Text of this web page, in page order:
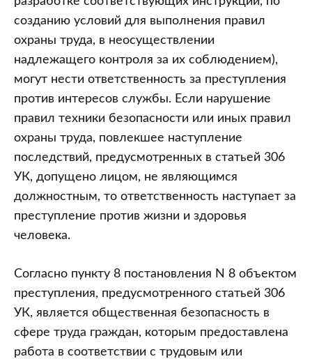
созданию условий для выполнения правил
охраны труда, в неосуществлении
надлежащего контроля за их соблюдением),
могут нести ответственность за преступления
против интересов службы. Если нарушение
правил техники безопасности или иных правил
охраны труда, повлекшее наступление
последствий, предусмотренных в статьей 306
УК, допущено лицом, не являющимся
должностным, то ответственность наступает за
преступление против жизни и здоровья
человека.
Согласно пункту 8 постановления N 8 объектом
преступления, предусмотренного статьей 306
УК, является общественная безопасность в
сфере труда граждан, которым предоставлена
работа в соответствии с трудовым или